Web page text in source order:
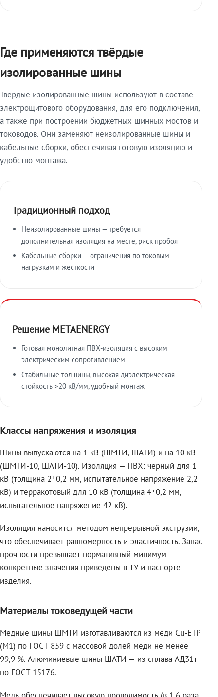
Где применяются твёрдые
изолированные шины
Твердые изолированные шины используют в составе
электрощитового оборудования, для его подключения,
а также при построении бюджетных шинных мостов и
тоководов. Они заменяют неизолированные шины и
кабельные сборки, обеспечивая готовую изоляцию и
удобство монтажа.
Традиционный подход
Неизолированные шины — требуется
дополнительная изоляция на месте, риск пробоя
Кабельные сборки — ограничения по токовым
нагрузкам и жёсткости
Решение METAENERGY
Готовая монолитная ПВХ-изоляция с высоким
электрическим сопротивлением
Стабильные толщины, высокая диэлектрическая
стойкость >20 кВ/мм, удобный монтаж
Классы напряжения и изоляция
Шины выпускаются на 1 кВ (ШМТИ, ШАТИ) и на 10 кВ
(ШМТИ-10, ШАТИ-10). Изоляция — ПВХ: чёрный для 1
кВ (толщина 2±0,2 мм, испытательное напряжение 2,2
кВ) и терракотовый для 10 кВ (толщина 4±0,2 мм,
испытательное напряжение 42 кВ).
Изоляция наносится методом непрерывной экструзии,
что обеспечивает равномерность и эластичность. Запас
прочности превышает нормативный минимум —
конкретные значения приведены в ТУ и паспорте
изделия.
Материалы токоведущей части
Медные шины ШМТИ изготавливаются из меди Cu-ETP
(M1) по ГОСТ 859 с массовой долей меди не менее
99,9 %. Алюминиевые шины ШАТИ — из сплава АД31т
по ГОСТ 15176.